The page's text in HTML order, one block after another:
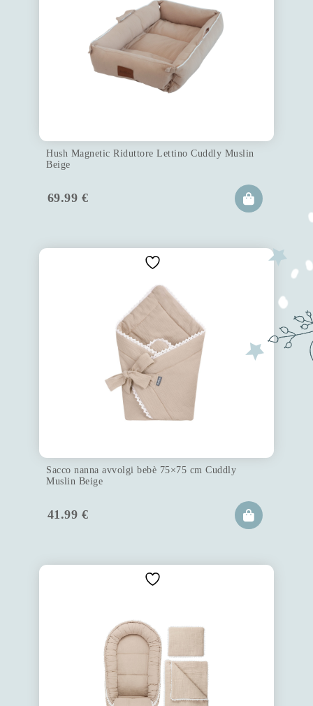
Hush Magnetic Riduttore Lettino Cuddly Muslin
Beige
69.99 €
Sacco nanna avvolgi bebè 75×75 cm Cuddly
Muslin Beige
41.99 €